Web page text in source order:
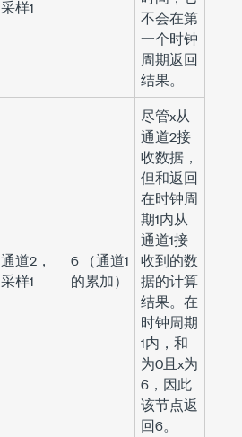
采样1
不会在第
一个时钟
周期返回
结果。
通道2，
采样1
6 （通道1
的累加）
尽管x从
通道2接
收数据，
但和返回
在时钟周
期1内从
通道1接
收到的数
据的计算
结果。在
时钟周期
1内， 和
为0且x为
6，因此
该节点返
回6。